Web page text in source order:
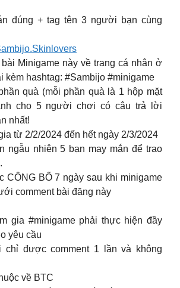
đúng + tag tên 3 người bạn cùng
Minigame này về trang cá nhân ở
kèm hashtag: #Sambijo #minigame
quà (mỗi phần quà là 1 hộp mặt
cho 5 người chơi có câu trả lời
nhất!
từ 2/2/2024 đến hết ngày 2/3/2024
ngẫu nhiên 5 bạn may mắn để trao
CÔNG BỐ 7 ngày sau khi minigame
comment bài đăng này
gia #minigame phải thực hiện đầy
yêu cầu
chỉ được comment 1 lần và không
về BTC